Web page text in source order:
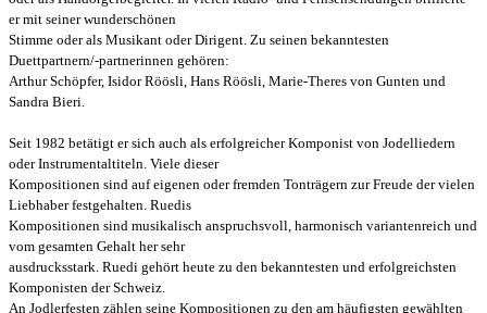
er mit seiner wunderschönen
Stimme oderals Musikant oder Dirigent. Zu seinen bekanntesten
Duettpartnern/-partnerinnen gehören:
Arthur Schöpfer, Isidor Röösli, Hans Röösli, Marie-Theres von Gunten und
Sandra Bieri.
Seit 1982 betätigt er sich auch als erfolgreicher Komponist von Jodelliedern
oder Instrumentaltiteln. Viele dieser
Kompositionen sind auf eigenen oder fremden Tonträgern zur Freude der vielen
Liebhaber festgehalten. Ruedis
Kompositionen sind musikalisch anspruchsvoll, harmonisch variantenreich und
vom gesamten Gehalt her sehr
ausdrucksstark. Ruedi gehört heute zu den bekanntesten und erfolgreichsten
Komponisten der Schweiz.
An Jodlerfesten zählen seine Kompositionen zu den am häufigsten gewählten